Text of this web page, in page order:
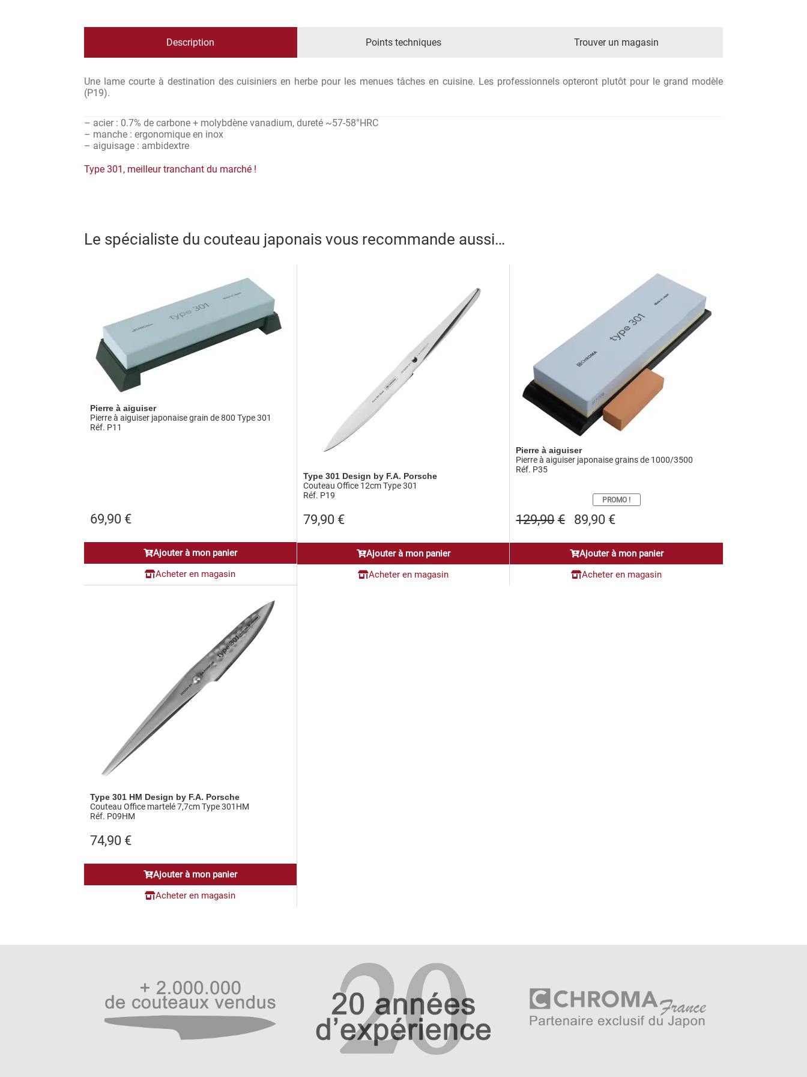
Description Points techniques Trouver un magasin
Une lame courte à destination des cuisiniers en herbe pour les menues tâches en cuisine. Les professionnels opteront plutôt pour le grand modèle
(P19).
– acier : 0.7% de carbone + molybdène vanadium, dureté ~57-58°HRC
– manche : ergonomique en inox
– aiguisage : ambidextre
Type 301, meilleur tranchant du marché !
Le spécialiste du couteau japonais vous recommande aussi…
Pierre à aiguiser
Pierre à aiguiser japonaise grain de 800 Type 301
Réf. P11
69,90 €
Ajouter à mon panier
Acheter en magasin
Type 301 Design by F.A. Porsche
Couteau Office 12cm Type 301
Réf. P19
79,90 €
Ajouter à mon panier
Acheter en magasin
Pierre à aiguiser
Pierre à aiguiser japonaise grains de 1000/3500
Réf. P35
PROMO !
129,90 €
Le
initial
était :
129,90€.
89,90 €Le
actuel
est :
89,90€.
Ajouter à mon panier
Acheter en magasin
Type 301 HM Design by F.A. Porsche
Couteau Office martelé 7,7cm Type 301HM
Réf. P09HM
74,90 €
Ajouter à mon panier
Acheter en magasin